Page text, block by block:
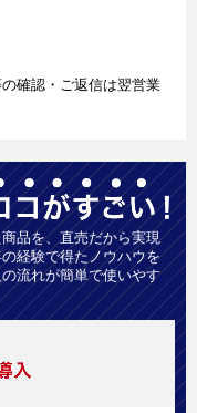
確認・ご返信は翌営業
品を、直売だから実現
経験で得たノウハウを
流れが簡単で使いやす